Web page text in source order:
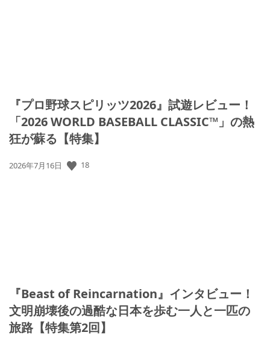
『プロ野球スピリッツ2026』試遊レビュー！
「2026 WORLD BASEBALL CLASSIC™」の熱
狂が蘇る【特集】
公
2026年7月16日 18
『Beast of Reincarnation』インタビュー！
文明崩壊後の過酷な日本を歩む一人と一匹の
旅路【特集第2回】